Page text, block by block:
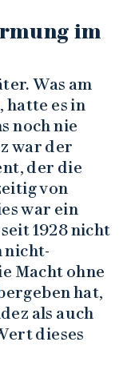
im
Was am
hatte es in
noch nie
war der
der die
von
war ein
1928 nicht
nicht-
Macht ohne
hat,
als auch
dieses